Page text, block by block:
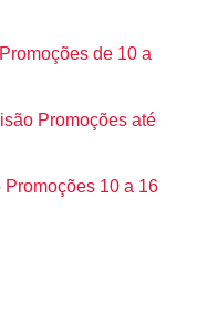
de 10 a
Promoções até
10 a 16